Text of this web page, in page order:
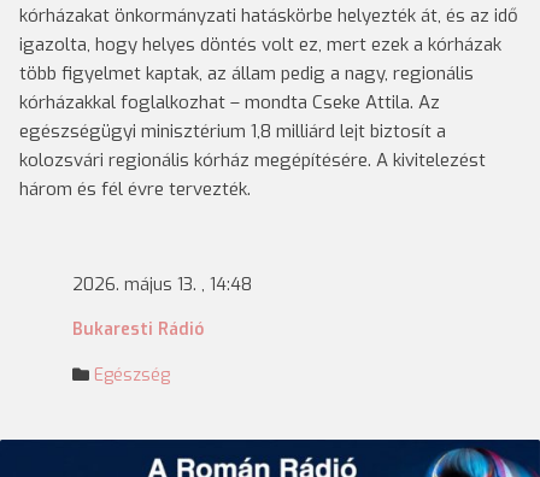
kórházakat önkormányzati hatáskörbe helyezték át, és az idő
igazolta, hogy helyes döntés volt ez, mert ezek a kórházak
több figyelmet kaptak, az állam pedig a nagy, regionális
kórházakkal foglalkozhat – mondta Cseke Attila. Az
egészségügyi minisztérium 1,8 milliárd lejt biztosít a
kolozsvári regionális kórház megépítésére. A kivitelezést
három és fél évre tervezték.
2026. május 13. , 14:48
Bukaresti Rádió
Egészség